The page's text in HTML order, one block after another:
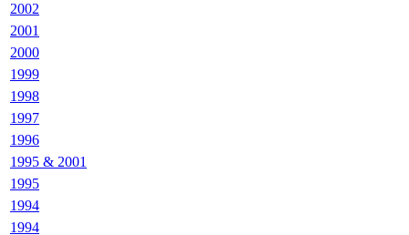
2002
2001
2000
1999
1998
1997
1996
1995 & 2001
1995
1994
1994